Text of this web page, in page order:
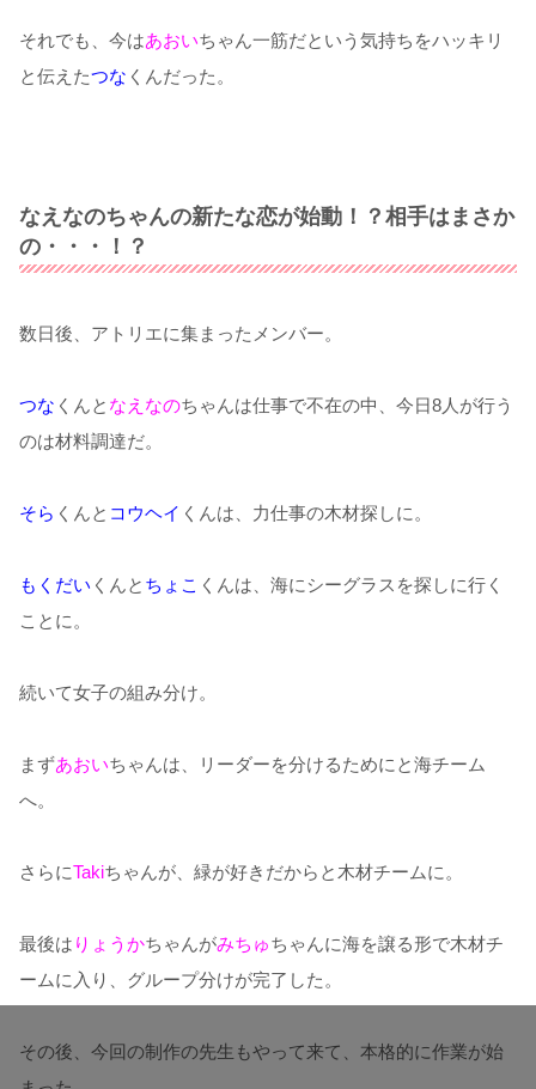
それでも、今はあおいちゃん一筋だという気持ちをハッキリ
と伝えたつな くんだった。
なえなのちゃんの新たな恋が始動！？相手はまさか
の・・・！？
数日後、アトリエに集まったメンバー。
つな くんと なえなのちゃんは仕事で不在の中、今日8人が行う
のは材料調達だ。
そら くんと コウヘイ くんは、力仕事の木材探しに。
もくだい くんと ちょこ くんは、海にシーグラスを探しに行く
ことに。
続いて女子の組み分け。
まずあおいちゃんは、リーダーを分けるためにと海チーム
へ。
さらにTakiちゃんが、緑が好きだからと木材チームに。
最後は りょうかちゃんがみちゅちゃんに海を譲る形で木材チ
ームに入り、グループ分けが完了した。
その後、今回の制作の先生もやって来て、本格的に作業が始